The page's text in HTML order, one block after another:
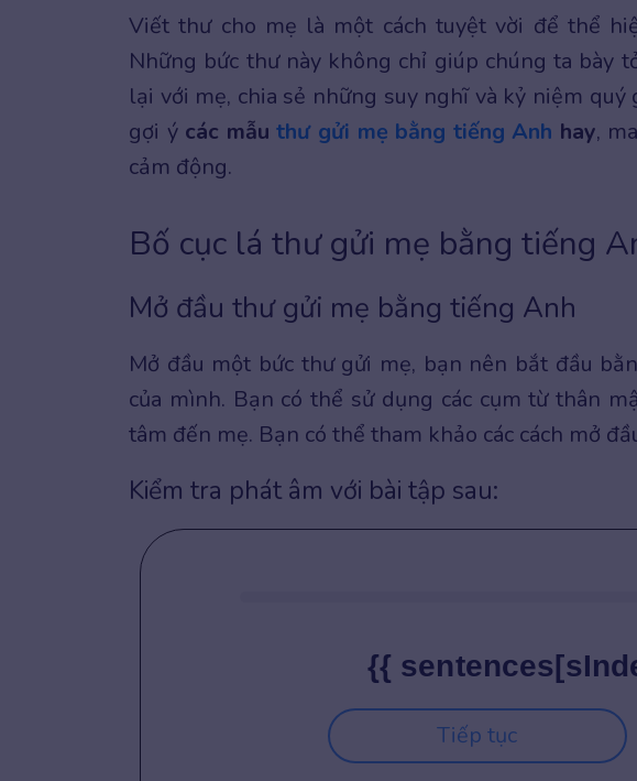
Viết thư cho mẹ là một cách tuyệt vời để thể
Những bức thư này không chỉ giúp chúng ta bày
lại với mẹ, chia sẻ những suy nghĩ và kỷ niệm quý
gợi ýcác mẫuthư gửi mẹ bằng tiếng Anh hay,
cảm động.
Bố cục lá thư gửi mẹ bằng tiếng
Mở đầu thư gửi mẹ bằng tiếng Anh
Mở đầu một bức thư gửi mẹ, bạn nên bắt đầu
của mình. Bạn có thể sử dụng các cụm từ thân
tâm đến mẹ. Bạn có thể tham khảo các cách mở
Kiểm tra phát âm với bài tập sau:
{{
Tiếp tục